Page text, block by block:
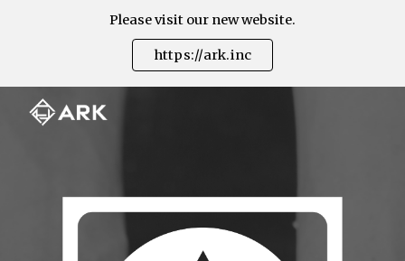
Please visit our new website.
https://ark.inc